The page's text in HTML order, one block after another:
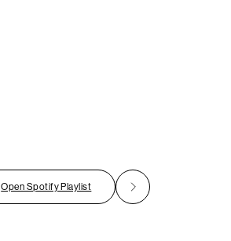
Open Spotify Playlist